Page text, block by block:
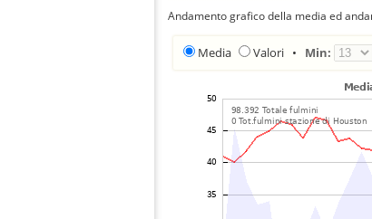
Andamento grafico della media ed
Media Valori • Min: